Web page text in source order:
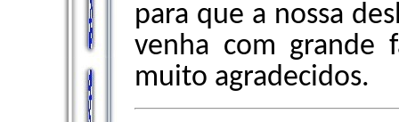
para que a nossa
venha com grande
muito agradecidos.